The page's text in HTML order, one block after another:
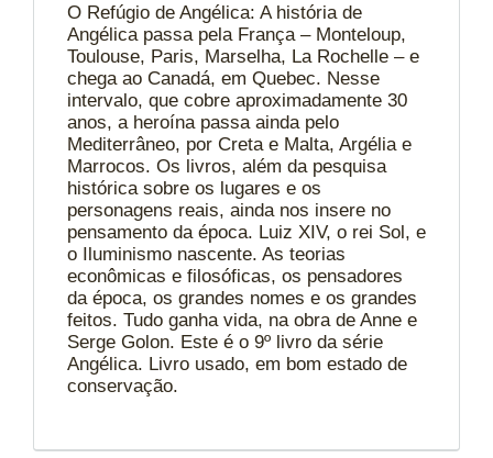
O Refúgio de Angélica: A história de
Angélica passa pela França – Monteloup,
Toulouse, Paris, Marselha, La Rochelle – e
chega ao Canadá, em Quebec. Nesse
intervalo, que cobre aproximadamente 30
anos, a heroína passa ainda pelo
Mediterrâneo, por Creta e Malta, Argélia e
Marrocos. Os livros, além da pesquisa
histórica sobre os lugares e os
personagens reais, ainda nos insere no
pensamento da época. Luiz XIV, o rei Sol, e
o Iluminismo nascente. As teorias
econômicas e filosóficas, os pensadores
da época, os grandes nomes e os grandes
feitos. Tudo ganha vida, na obra de Anne e
Serge Golon. Este é o 9º livro da série
Angélica. Livro usado, em bom estado de
conservação.